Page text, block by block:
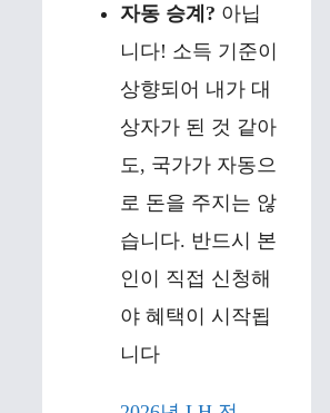
자동 승계? 아닙
니다! 소득 기준이
상향되어 내가 대
상자가 된 것 같아
도, 국가가 자동으
로 돈을 주지는 않
습니다. 반드시 본
인이 직접 신청해
야 혜택이 시작됩
니다